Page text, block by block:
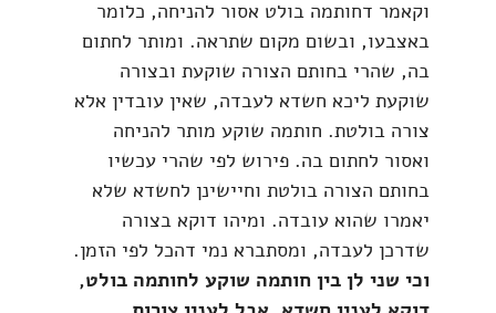
וקאמר דחותמה בולט אסור להניחה, כלומר
באצבעו, ובשום מקום שתראה. ומותר לחתום
בה, שהרי בחותם הצורה שוקעת ובצורה
שוקעת ליכא חשדא לעבדה, שאין עובדין אלא
צורה בולטת. חותמה שוקע מותר להניחה
ואסור לחתום בה. פירוש לפי שהרי עכשיו
בחותם הצורה בולטת וחיישינן לחשדא שלא
יאמרו שהוא עובדה. ומיהו דוקא בצורה
שדרכן לעבדה, ומסתברא נמי דהכל לפי הזמן.
וכי שני לן בין חותמה שוקע לחותמה בולט,